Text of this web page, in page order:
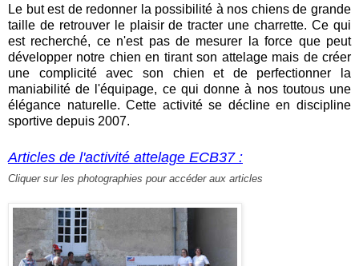
Le but est de redonner la possibilité à nos chiens de grande
taille de retrouver le plaisir de tracter une charrette. Ce qui
est recherché, ce n'est pas de mesurer la force que peut
développer notre chien en tirant son attelage mais de créer
une complicité avec son chien et de perfectionner la
maniabilité de l'équipage, ce qui donne à nos toutous une
élégance naturelle. Cette activité se décline en discipline
sportive depuis 2007.
Articles de l'activité attelage ECB37 :
Cliquer sur les photographies pour accéder aux articles